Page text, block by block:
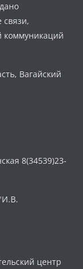
связи,
коммуникаций
Вагайский
8(34539)23-
центр